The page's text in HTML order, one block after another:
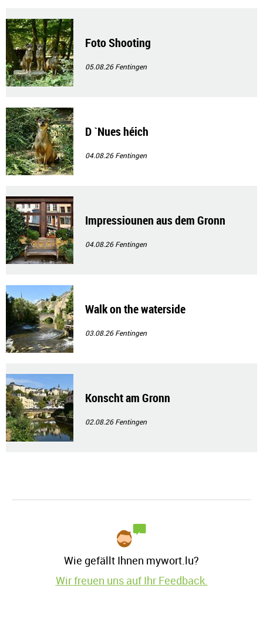
Foto Shooting
05.08.26Fentingen
D `Nues héich
04.08.26Fentingen
Impressiounen aus dem Gronn
04.08.26Fentingen
Walk on the waterside
03.08.26Fentingen
Konscht am Gronn
02.08.26Fentingen
Wie gefällt Ihnen mywort.lu?
Wir freuen uns auf Ihr Feedback.